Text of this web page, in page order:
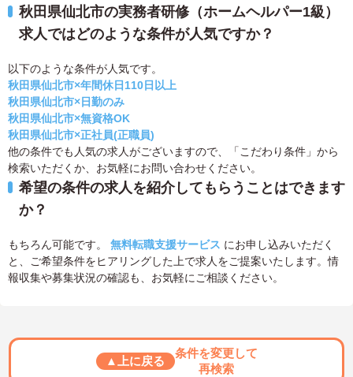
秋田県仙北市の実務者研修（ホームヘルパー1級）
求人ではどのような条件が人気ですか？
以下のような条件が人気です。
秋田県仙北市×年間休日110日以上
秋田県仙北市×日勤のみ
秋田県仙北市×無資格OK
秋田県仙北市×正社員(正職員)
他の条件でも人気の求人がございますので、「こだわり条件」から
検索いただくか、お気軽にお問い合わせください。
希望の条件の求人を紹介してもらうことはできます
か？
もちろん可能です。 無料転職支援サービス にお申し込みいただく
と、ご希望条件をヒアリングした上で求人をご提案いたします。情
報収集や募集状況の確認も、お気軽にご相談ください。
▲上に戻る
条件を変更して
再検索